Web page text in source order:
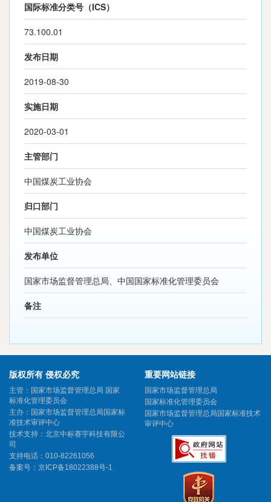
国际标准分类号（ICS）
73.100.01
发布日期
2019-08-30
实施日期
2020-03-01
主管部门
中国煤炭工业协会
归口部门
中国煤炭工业协会
发布单位
国家市场监督管理总局、中国国家标准化管理委员会
备注
版权所有 侵权必究
主管：国家市场监督管理总局 国家
标准化管理委员会
主办：国家市场监督管理总局国家标
准技术审评中心
技术支持：北京中标赛宇科技有限公
司
支持电话：010-82261056
备案号： 京ICP备18022388号-1
重要网站链接
国家市场监督管理总局
国家标准化管理委员会
国家市场监督管理总局国家标准技术
审评中心